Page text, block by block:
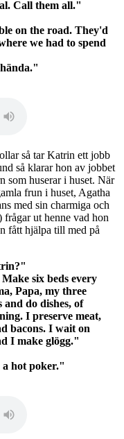
Call them all."
on the road. They'd
we had to spend
så tar Katrin ett jobb
så klarar hon av jobbet
som huserar i huset. När
frun i huset, Agatha
med sin charmiga och
ut henne vad hon
fått hjälpa till med på
six beds every
Papa, my three
and do dishes, of
I preserve meat,
bacons. I wait on
I make glögg."
hot poker."